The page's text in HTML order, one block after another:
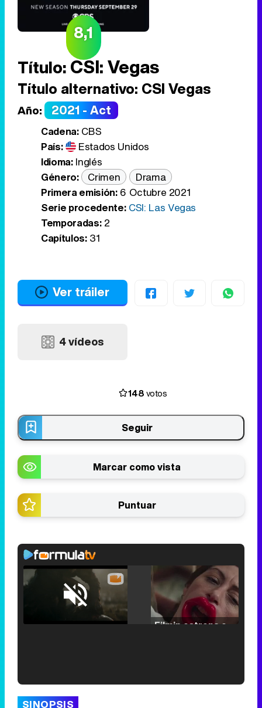
8,1
Título:CSI: Vegas
Título alternativo: CSI Vegas
Año: 2021 - Act
Cadena:CBS
País:
Estados Unidos
Idioma: Inglés
Género:
Crimen
Drama
Primera emisión:6 Octubre 2021
Serie procedente: CSI: Las Vegas
Temporadas:2
Capítulos:31
Ver tráiler
4 vídeos
148votos
Seguir
Marcar como vista
Puntuar
Unmute /
SINOPSIS